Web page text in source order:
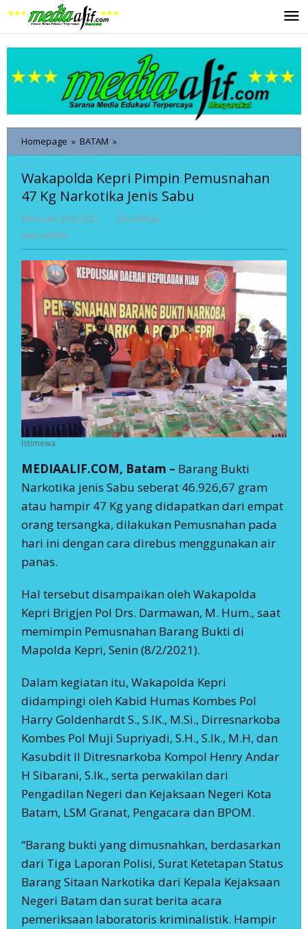
ke
konten
Homepage » BATAM »
Kepri
Pemusnahan
47
Kg
Narkotika
Wakapolda Kepri Pimpin Pemusnahan
47 Kg Narkotika Jenis Sabu
Februari, 8-02-2021
oleh
- 353 Dilihat
oleh admin
Istimewa
MEDIAALIF.COM, Batam – Barang Bukti
Narkotika jenis Sabu seberat 46.926,67 gram
atau hampir 47 Kg yang didapatkan dari empat
orang tersangka, dilakukan Pemusnahan pada
hari ini dengan cara direbus menggunakan air
panas.
Hal tersebut disampaikan oleh Wakapolda
Kepri Brigjen Pol Drs. Darmawan, M. Hum., saat
memimpin Pemusnahan Barang Bukti di
Mapolda Kepri, Senin (8/2/2021).
Dalam kegiatan itu, Wakapolda Kepri
didampingi oleh Kabid Humas Kombes Pol
Harry Goldenhardt S., S.IK., M.Si., Dirresnarkoba
Kombes Pol Muji Supriyadi, S.H., S.Ik., M.H, dan
Kasubdit II Ditresnarkoba Kompol Henry Andar
H Sibarani, S.Ik., serta perwakilan dari
Pengadilan Negeri dan Kejaksaan Negeri Kota
Batam, LSM Granat, Pengacara dan BPOM.
“Barang bukti yang dimusnahkan, berdasarkan
dari Tiga Laporan Polisi, Surat Ketetapan Status
Barang Sitaan Narkotika dari Kepala Kejaksaan
Negeri Batam dan surat berita acara
pemeriksaan laboratoris kriminalistik. Hampir